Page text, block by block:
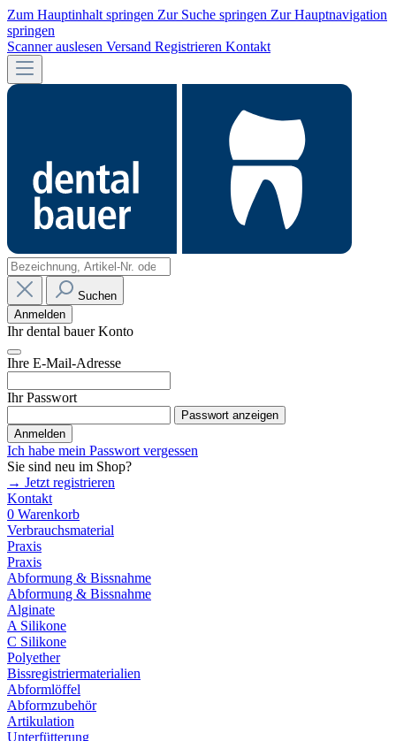
Zum Hauptinhalt springen Zur Suche springen Zur Hauptnavigation
springen
Scanner auslesen Versand Registrieren Kontakt
Suchen
Anmelden
Ihr dental bauer Konto
Ihre E-Mail-Adresse
Ihr Passwort
Passwort anzeigen
Anmelden
Ich habe mein Passwort vergessen
Sie sind neu im Shop?
→ Jetzt registrieren
Kontakt
0 Warenkorb
Verbrauchsmaterial
Praxis
Praxis
Abformung & Bissnahme
Abformung & Bissnahme
Alginate
A Silikone
C Silikone
Polyether
Bissregistriermaterialien
Abformlöffel
Abformzubehör
Artikulation
Unterfütterung